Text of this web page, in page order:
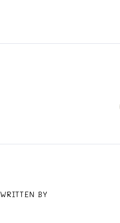
WRITTEN BY